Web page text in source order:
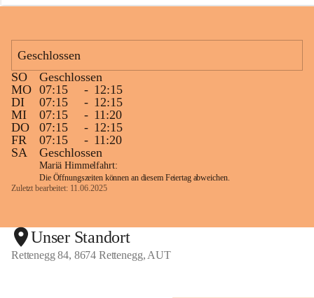
n
Geschlossen
SO
Geschlossen
MO 07:15 - 12:15
DI
07:15 - 12:15
MI
07:15 - 11:20
DO
07:15 - 12:15
FR
07:15 - 11:20
SA
Geschlossen
Mariä Himmelfahrt:
Die Öffnungszeiten können an diesem Feiertag abweichen.
Zuletzt bearbeitet: 11.06.2025
Unser Standort
Rettenegg 84, 8674 Rettenegg, AUT